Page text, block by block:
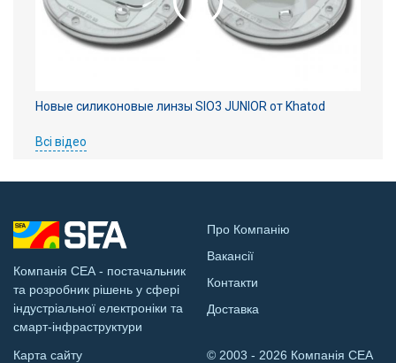
Новые силиконовые линзы SIO3 JUNIOR от Khatod
Всі відео
Компанія СЕА - постачальник
та розробник рішень у сфері
індустріальної електроніки та
смарт-інфраструктури
Про Компанію
Вакансії
Контакти
Доставка
Карта сайту © 2003 - 2026 Компанія СЕА